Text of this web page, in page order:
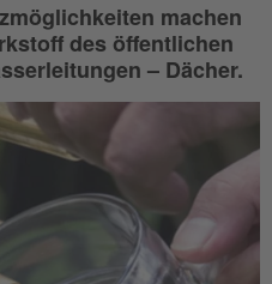
machen
des öffentlichen
– Dächer.